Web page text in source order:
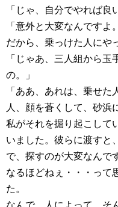
「じゃ、自分でやれば良
「意外と大変なんですよ
だから、乗っけた人にや
「じゃあ、三人組から
の。」
「ああ、あれは、乗せ
人、顔を蒼くして、砂浜
私がそれを掘り起こして
いました。彼らに渡すと
で、探すのが大変なんで
なるほどねぇ・・・って
た。
なんで、人によって、そ